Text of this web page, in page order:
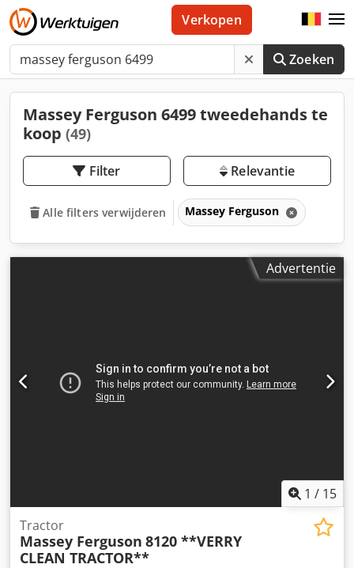
Zoeken
Verkopen
Massey Ferguson 6499 tweedehands te
koop (49)
Filter Relevantie
Alle filters verwijderen Massey Ferguson
Advertentie
1 / 15
Tractor
Massey Ferguson 8120 **VERRY
CLEAN TRACTOR**